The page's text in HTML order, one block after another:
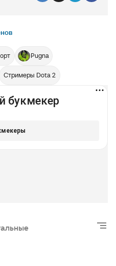
Pugna
Стримеры Dota 2